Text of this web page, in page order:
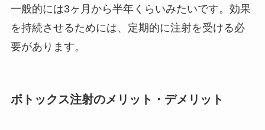
一般的には3ヶ月から半年くらいみたいです。効果
を持続させるためには、定期的に注射を受ける必
要があります。
ボトックス注射のメリット・デメリット